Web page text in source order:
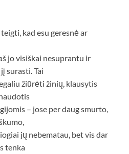
kad esu geresnė ar
jo visiškai nesuprantu ir
surasti. Tai
žiūrėti žinių, klausytis
– jose per daug smurto,
jų nebematau, bet vis dar
tenka